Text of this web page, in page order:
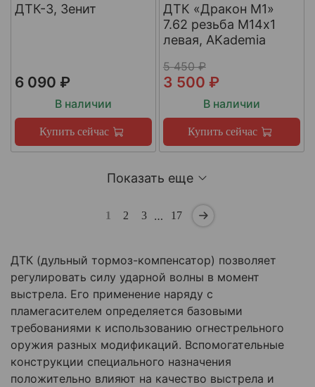
ДТК-3, Зенит
6 090 ₽
В наличии
Купить сейчас
ДТК «Дракон М1»
7.62 резьба М14х1
левая, AKademia
5 450 ₽
3 500 ₽
В наличии
Купить сейчас
Показать еще
1 2 3 … 17
ДТК (дульный тормоз-компенсатор) позволяет
регулировать силу ударной волны в момент
выстрела. Его применение наряду с
пламегасителем определяется базовыми
требованиями к использованию огнестрельного
оружия разных модификаций. Вспомогательные
конструкции специального назначения
положительно влияют на качество выстрела и